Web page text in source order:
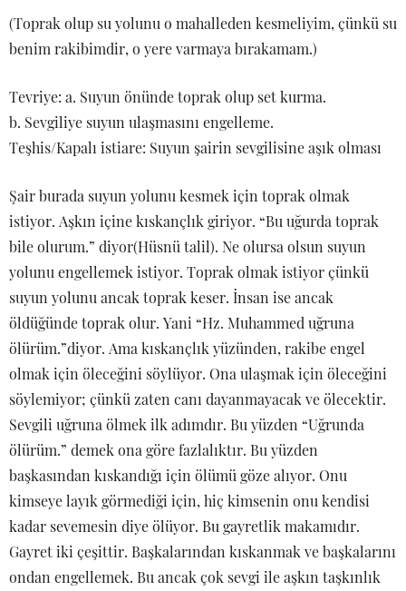
(Toprak olup su yolunu o mahalleden kesmeliyim, çünkü su
benim rakibimdir, o yere varmaya bırakamam.)
Tevriye: a. Suyun önünde toprak olup set kurma.
b. Sevgiliye suyun ulaşmasını engelleme.
Teşhis/Kapalı istiare: Suyun şairin sevgilisine aşık olması
Şair burada suyun yolunu kesmek için toprak olmak
istiyor. Aşkın içine kıskançlık giriyor. “Bu uğurda toprak
bile olurum.” diyor(Hüsnü talil). Ne olursa olsun suyun
yolunu engellemek istiyor. Toprak olmak istiyor çünkü
suyun yolunu ancak toprak keser. İnsan ise ancak
öldüğünde toprak olur. Yani “Hz. Muhammed uğruna
ölürüm.”diyor. Ama kıskançlık yüzünden, rakibe engel
olmak için öleceğini söylüyor. Ona ulaşmak için öleceğini
söylemiyor; çünkü zaten canı dayanmayacak ve ölecektir.
Sevgili uğruna ölmek ilk adımdır. Bu yüzden “Uğrunda
ölürüm.” demek ona göre fazlalıktır. Bu yüzden
başkasından kıskandığı için ölümü göze alıyor. Onu
kimseye layık görmediği için, hiç kimsenin onu kendisi
kadar sevemesin diye ölüyor. Bu gayretlik makamıdır.
Gayret iki çeşittir. Başkalarından kıskanmak ve başkalarını
ondan engellemek. Bu ancak çok sevgi ile aşkın taşkınlık